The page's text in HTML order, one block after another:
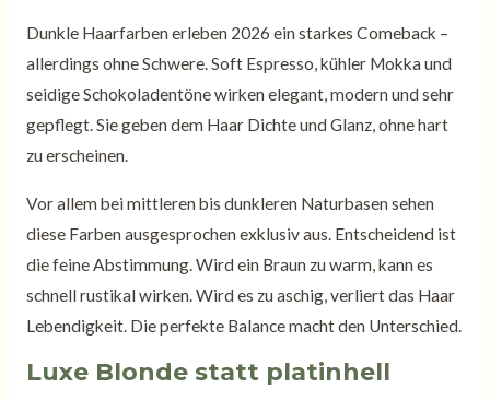
Dunkle Haarfarben erleben 2026 ein starkes Comeback –
allerdings ohne Schwere. Soft Espresso, kühler Mokka und
seidige Schokoladentöne wirken elegant, modern und sehr
gepflegt. Sie geben dem Haar Dichte und Glanz, ohne hart
zu erscheinen.
Vor allem bei mittleren bis dunkleren Naturbasen sehen
diese Farben ausgesprochen exklusiv aus. Entscheidend ist
die feine Abstimmung. Wird ein Braun zu warm, kann es
schnell rustikal wirken. Wird es zu aschig, verliert das Haar
Lebendigkeit. Die perfekte Balance macht den Unterschied.
Luxe Blonde statt platinhell